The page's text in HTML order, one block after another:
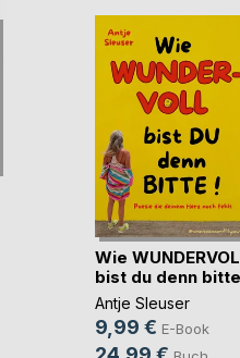
Wie
bist du denn
Antje Sleuser
9,99 € E-Book